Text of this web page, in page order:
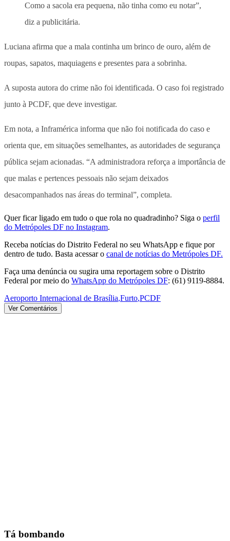
Como a sacola era pequena, não tinha como eu notar”,
diz a publicitária.
Luciana afirma que a mala continha um brinco de ouro, além de
roupas, sapatos, maquiagens e presentes para a sobrinha.
A suposta autora do crime não foi identificada. O caso foi registrado
junto à PCDF, que deve investigar.
Em nota, a Inframérica informa que não foi notificada do caso e
orienta que, em situações semelhantes, as autoridades de segurança
pública sejam acionadas. “A administradora reforça a importância de
que malas e pertences pessoais não sejam deixados
desacompanhados nas áreas do terminal”, completa.
Quer ficar ligado em tudo o que rola no quadradinho? Siga o perfil
do Metrópoles DF no Instagram.
Receba notícias do Distrito Federal no seu WhatsApp e fique por
dentro de tudo. Basta acessar o canal de notícias do Metrópoles DF.
Faça uma denúncia ou sugira uma reportagem sobre o Distrito
Federal por meio do WhatsApp do Metrópoles DF: (61) 9119-8884.
Aeroporto Internacional de Brasília,Furto,PCDF
Ver Comentários
Tá bombando